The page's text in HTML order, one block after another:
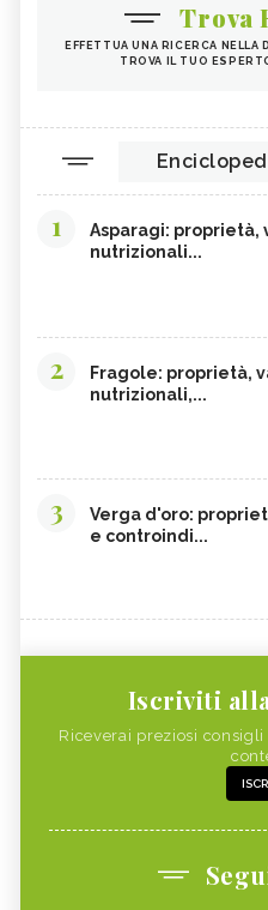
Trova
EFFETTUA UNA RICERCA
TROVA IL TUO
1
Asparagi: proprietà,
nutrizionali...
2
Fragole: proprietà,
nutrizionali,...
3
Verga d'oro:
e controindi...
Iscriviti
Riceverai preziosi